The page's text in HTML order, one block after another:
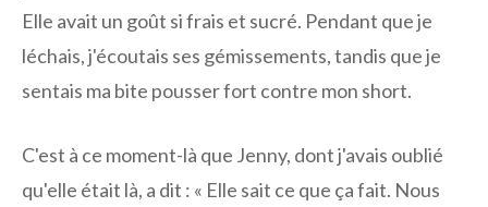
Elle avait un goût si frais et sucré. Pendant que je
léchais, j'écoutais ses gémissements, tandis que je
sentais ma bite pousser fort contre mon short.
C'est à ce moment-là que Jenny, dont j'avais oublié
qu'elle était là, a dit : « Elle sait ce que ça fait. Nous